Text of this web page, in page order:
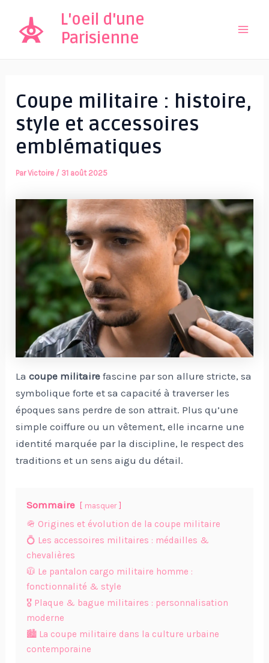
contenu
L'oeil d'une
Parisienne
Coupe militaire : histoire,
style et accessoires
emblématiques
ParVictoire / 31 août 2025
Lacoupe militaire fascine par son allure stricte, sa
symbolique forte et sa capacité à traverser les
époques sans perdre de son attrait. Plus qu’une
simple coiffure ou un vêtement, elle incarne une
identité marquée par la discipline, le respect des
traditions et un sens aigu du détail.
Sommaire masquer
🪖 Origines et évolution de la coupe militaire
💍 Les accessoires militaires : médailles &
chevalières
🧥 Le pantalon cargo militaire homme :
fonctionnalité & style
🎖️ Plaque & bague militaires : personnalisation
moderne
🏙️ La coupe militaire dans la culture urbaine
contemporaine